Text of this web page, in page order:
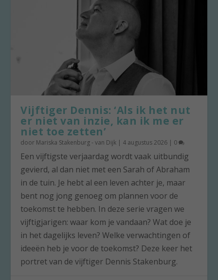
Vijftiger Dennis: ‘Als ik het nut
er niet van inzie, kan ik me er
niet toe zetten’
door Mariska Stakenburg - van Dijk | 4 augustus 2026 | 0
Een vijftigste verjaardag wordt vaak uitbundig
gevierd, al dan niet met een Sarah of Abraham
in de tuin. Je hebt al een leven achter je, maar
bent nog jong genoeg om plannen voor de
toekomst te hebben. In deze serie vragen we
vijftigjarigen: waar kom je vandaan? Wat doe je
in het dagelijks leven? Welke verwachtingen of
ideeën heb je voor de toekomst? Deze keer het
portret van de vijftiger Dennis Stakenburg.